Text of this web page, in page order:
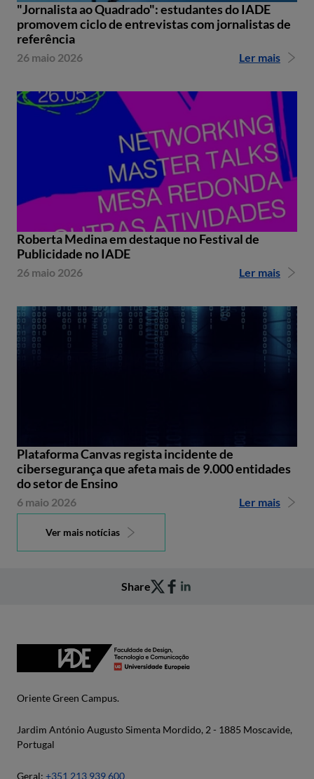
"Jornalista ao Quadrado": estudantes do IADE
promovem ciclo de entrevistas com jornalistas de
referência
26 maio 2026 Ler mais
Roberta Medina em destaque no Festival de
Publicidade no IADE
26 maio 2026 Ler mais
Plataforma Canvas regista incidente de
cibersegurança que afeta mais de 9.000 entidades
do setor de Ensino
6 maio 2026 Ler mais
Ver mais notícias
Share
Oriente Green Campus.
Jardim António Augusto Simenta Mordido, 2 - 1885 Moscavide,
Portugal
Geral: +351 213 939 600